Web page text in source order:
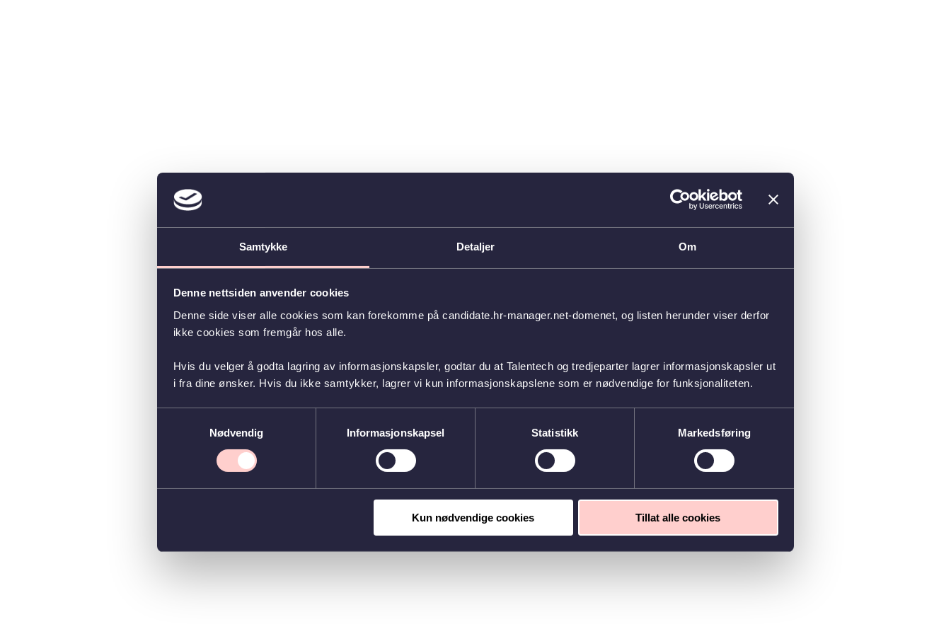
Samtykke Detaljer Om
Denne nettsiden anvender cookies
Denne side viser alle cookies som kan forekomme på candidate.hr-manager.net-domenet, og listen herunder viser derfor
ikke cookies som fremgår hos alle.
Hvis du velger å godta lagring av informasjonskapsler, godtar du at Talentech og tredjeparter lagrer informasjonskapsler ut
i fra dine ønsker. Hvis du ikke samtykker, lagrer vi kun informasjonskapslene som er nødvendige for funksjonaliteten.
Nødvendig
Informasjonskapsel Statistikk Markedsføring
Kun nødvendige cookies Tillat alle cookies